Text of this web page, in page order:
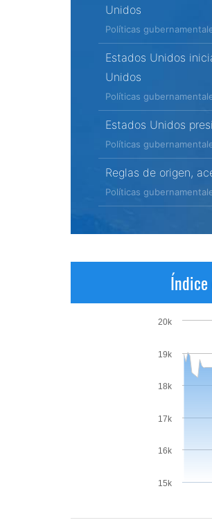
Unidos
Políticas
Estados Unidos
Unidos
Políticas
Estados Unidos
Políticas
Reglas de origen,
Políticas
15k
16k
17k
18k
19k
20k